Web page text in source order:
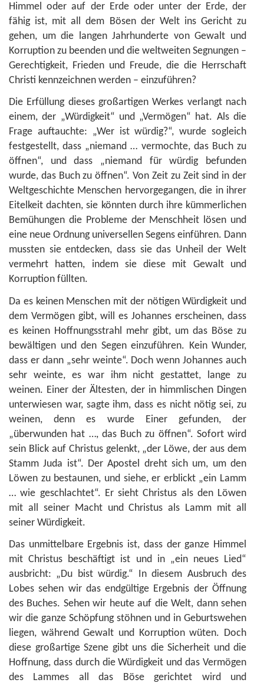
Himmel oder auf der Erde oder unter der Erde, der
fähig ist, mit all dem Bösen der Welt ins Gericht zu
gehen, um die langen Jahrhunderte von Gewalt und
Korruption zu beenden und die weltweiten Segnungen –
Gerechtigkeit, Frieden und Freude, die die Herrschaft
Christi kennzeichnen werden – einzuführen?
Die Erfüllung dieses großartigen Werkes verlangt nach
einem, der „Würdigkeit“ und „Vermögen“ hat. Als die
Frage auftauchte: „Wer ist würdig?“, wurde sogleich
festgestellt, dass „niemand … vermochte, das Buch zu
öffnen“, und dass „niemand für würdig befunden
wurde, das Buch zu öffnen“. Von Zeit zu Zeit sind in der
Weltgeschichte Menschen hervorgegangen, die in ihrer
Eitelkeit dachten, sie könnten durch ihre kümmerlichen
Bemühungen die Probleme der Menschheit lösen und
eine neue Ordnung universellen Segens einführen. Dann
mussten sie entdecken, dass sie das Unheil der Welt
vermehrt hatten, indem sie diese mit Gewalt und
Korruption füllten.
Da es keinen Menschen mit der nötigen Würdigkeit und
dem Vermögen gibt, will es Johannes erscheinen, dass
es keinen Hoffnungsstrahl mehr gibt, um das Böse zu
bewältigen und den Segen einzuführen. Kein Wunder,
dass er dann „sehr weinte“. Doch wenn Johannes auch
sehr weinte, es war ihm nicht gestattet, lange zu
weinen. Einer der Ältesten, der in himmlischen Dingen
unterwiesen war, sagte ihm, dass es nicht nötig sei, zu
weinen, denn es wurde Einer gefunden, der
„überwunden hat …, das Buch zu öffnen“. Sofort wird
sein Blick auf Christus gelenkt, „der Löwe, der aus dem
Stamm Juda ist“. Der Apostel dreht sich um, um den
Löwen zu bestaunen, und siehe, er erblickt „ein Lamm
… wie geschlachtet“. Er sieht Christus als den Löwen
mit all seiner Macht und Christus als Lamm mit all
seiner Würdigkeit.
Das unmittelbare Ergebnis ist, dass der ganze Himmel
mit Christus beschäftigt ist und in „ein neues Lied“
ausbricht: „Du bist würdig.“ In diesem Ausbruch des
Lobes sehen wir das endgültige Ergebnis der Öffnung
des Buches. Sehen wir heute auf die Welt, dann sehen
wir die ganze Schöpfung stöhnen und in Geburtswehen
liegen, während Gewalt und Korruption wüten. Doch
diese großartige Szene gibt uns die Sicherheit und die
Hoffnung, dass durch die Würdigkeit und das Vermögen
des Lammes all das Böse gerichtet wird und